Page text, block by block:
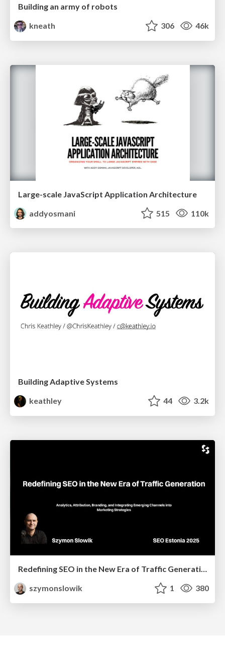
Building an army of robots
kneath
306 46k
Large-scale JavaScript Application Architecture
addyosmani
515 110k
Building Adaptive Systems
keathley
44 3.2k
Redefining SEO in the New Era of Traffic Generation
szymonslowik
1 380